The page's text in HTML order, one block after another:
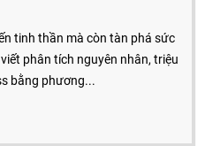
tinh thần mà còn tàn phá sức
phân tích nguyên nhân, triệu
bằng phương...